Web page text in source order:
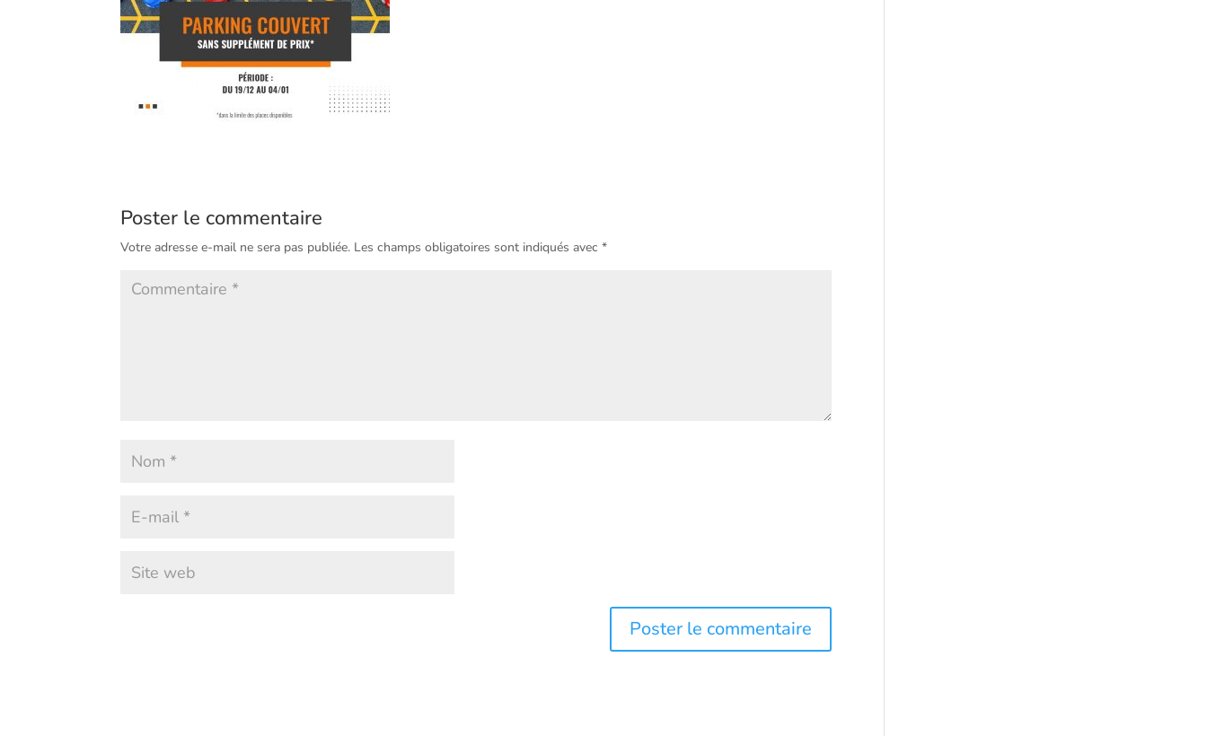
Poster le commentaire
Votre adresse e-mail ne sera pas publiée. Les champs obligatoires sont indiqués avec*